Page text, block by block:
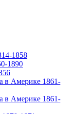
1858
1890
в Америке 1861-
в Америке 1861-